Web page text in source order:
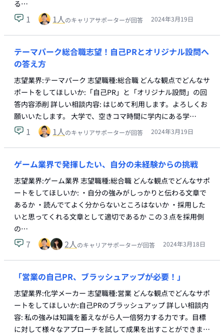
る…
1 1人のキャリアサポーターが回答 2024年3月19日
テーマパーク総合職志望！自己PRとオリジナル設問へ
の答え方
志望業界:テーマパーク 志望職種:総合職 どんな観点でどんなサ
ポートをしてほしいか:「自己PR」と「オリジナル設問」の回
答内容添削 詳しい相談内容: はじめて利用します。よろしくお
願いいたします。 大学で、空きコマ時間に学内にある学…
1 1人のキャリアサポーターが回答 2024年3月19日
ゲーム業界で発揮したい、自分の未経験からの挑戦
志望業界:ゲーム業界 志望職種:総合職 どんな観点でどんなサポ
ートをしてほしいか: ・自分の強みがしっかりと伝わる文章で
あるか ・読んでてよく分からないところはないか ・採用した
いと思ってくれる文章として適切であるか この３点を採用側
の…
7 2人のキャリアサポーターが回答 2024年3月18日
「営業の自己PR、ブラッシュアップが必要！」
志望業界:化学メーカー 志望職種:営業 どんな観点でどんなサポ
ートをしてほしいか:自己PRのブラッシュアップ 詳しい相談内
容: 私の強みは知識を蓄えながら人一倍努力する力です。目標
に対して様々なアプローチを試して成果を出すことができま…